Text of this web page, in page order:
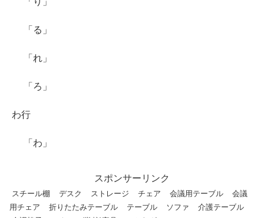
「る」
「れ」
「ろ」
わ行
「わ」
スポンサーリンク
スチール棚 デスク ストレージ チェア 会議用テーブル
会議
用チェア
折りたたみテーブル テーブル ソファ
介護テーブル